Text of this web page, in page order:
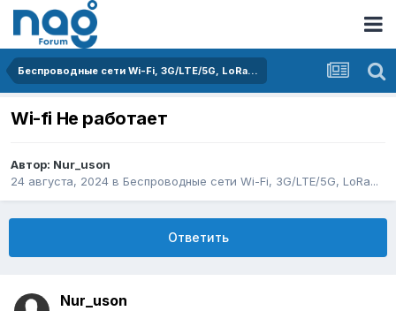
Беспроводные сети Wi-Fi, 3G/LTE/5G, LoRa...
Wi-fi Не работает
Автор: Nur_uson
24 августа, 2024 в Беспроводные сети Wi-Fi, 3G/LTE/5G, LoRa...
Ответить
Nur_uson